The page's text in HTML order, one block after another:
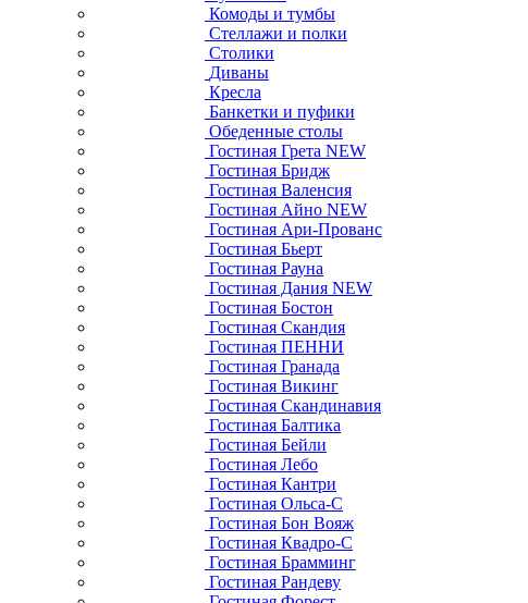
Комоды и тумбы
Стеллажи и полки
Столики
Диваны
Кресла
Банкетки и пуфики
Обеденные столы
Гостиная Грета NEW
Гостиная Бридж
Гостиная Валенсия
Гостиная Айно NEW
Гостиная Ари-Прованс
Гостиная Бьерт
Гостиная Рауна
Гостиная Дания NEW
Гостиная Бостон
Гостиная Скандия
Гостиная ПЕННИ
Гостиная Гранада
Гостиная Викинг
Гостиная Скандинавия
Гостиная Балтика
Гостиная Бейли
Гостиная Лебо
Гостиная Кантри
Гостиная Ольса-С
Гостиная Бон Вояж
Гостиная Квадро-С
Гостиная Брамминг
Гостиная Рандеву